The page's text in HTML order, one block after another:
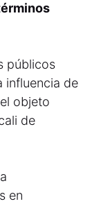
públicos
influencia de
objeto
de
en